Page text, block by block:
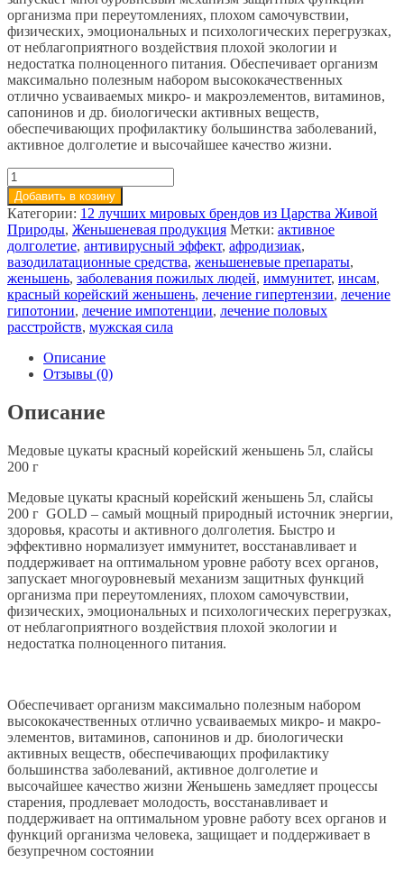
организма при переутомлениях, плохом самочувствии,
физических, эмоциональных и психологических перегрузках,
от неблагоприятного воздействия плохой экологии и
недостатка полноценного питания. Обеспечивает организм
максимально полезным набором высококачественных
отлично усваиваемых микро- и макроэлементов, витаминов,
сапонинов и др. биологически активных веществ,
обеспечивающих профилактику большинства заболеваний,
активное долголетие и высочайшее качество жизни.
Добавить в козину
Категории: 12 лучших мировых брендов из Царства Живой
Природы, Женьшеневая продукция Метки: активное
долголетие, антивирусный эффект, афродизиак,
вазодилатационные средства, женьшеневые препараты,
женьшень, заболевания пожилых людей, иммунитет, инсам,
красный корейский женьшень, лечение гипертензии, лечение
гипотонии, лечение импотенции, лечение половых
расстройств, мужская сила
Описание
Отзывы (0)
Описание
Медовые цукаты красный корейский женьшень 5л, слайсы
200 г
Медовые цукаты красный корейский женьшень 5л, слайсы
200 г GOLD – самый мощный природный источник энергии,
здоровья, красоты и активного долголетия. Быстро и
эффективно нормализует иммунитет, восстанавливает и
поддерживает на оптимальном уровне работу всех органов,
запускает многоуровневый механизм защитных функций
организма при переутомлениях, плохом самочувствии,
физических, эмоциональных и психологических перегрузках,
от неблагоприятного воздействия плохой экологии и
недостатка полноценного питания.
Обеспечивает организм максимально полезным набором
высококачественных отлично усваиваемых микро- и макро-
элементов, витаминов, сапонинов и др. биологически
активных веществ, обеспечивающих профилактику
большинства заболеваний, активное долголетие и
высочайшее качество жизни Женьшень замедляет процессы
старения, продлевает молодость, восстанавливает и
поддерживает на оптимальном уровне работу всех органов и
функций организма человека, защищает и поддерживает в
безупречном состоянии